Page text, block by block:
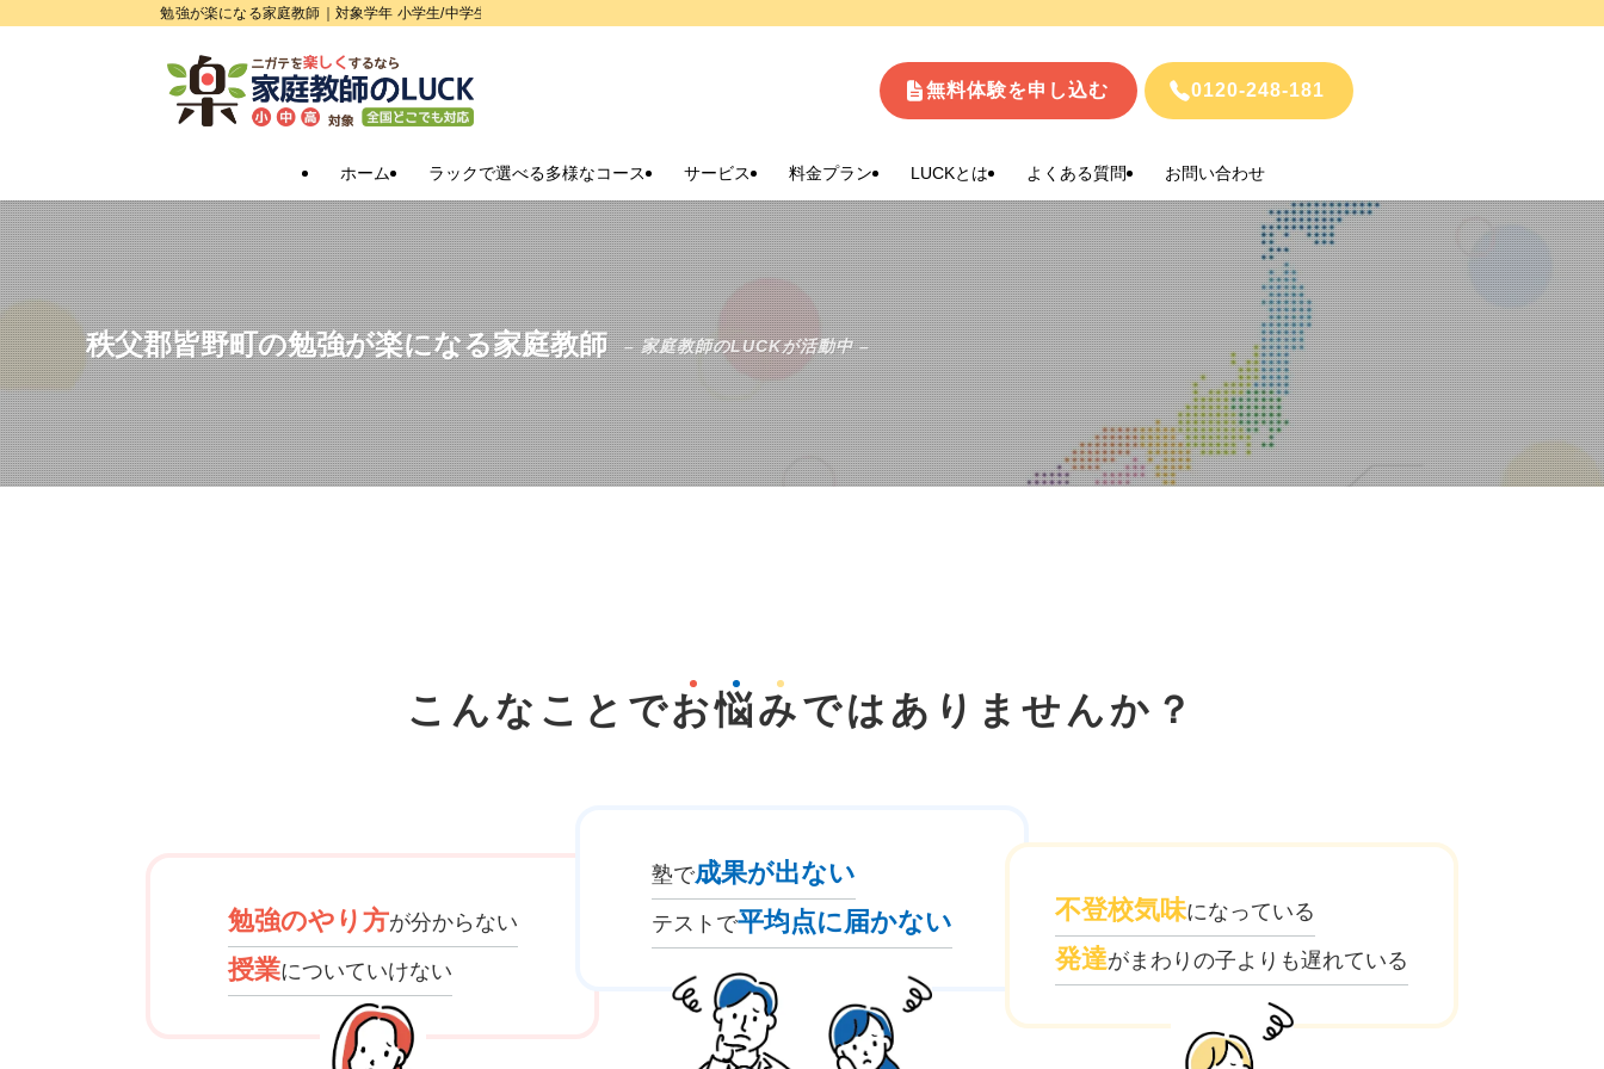
勉強が楽になる家庭教師｜対象学年 小学生/中学生/高校生
ホーム ラックで選べる多様なコース サービス 料金プラン LUCKとは よくある質問 お問い合わせ
無料体験を申し込む 0120-248-181
秩父郡皆野町の勉強が楽になる家庭教師 – 家庭教師のLUCKが活動中 –
こんなことでお悩みでは ありませんか？
勉強のやり方が分からない
授業についていけない
塾で成果が出ない
テストで平均点に届かない 不登校気味になっている
発達がまわりの子よりも遅れている